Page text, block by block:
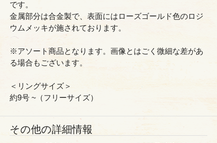
です。
金属部分は合金製で、表面にはローズゴールド色のロジ
ウムメッキが施されております。
※アソート商品となります。画像とはごく微細な差があ
る場合もございます。
＜リングサイズ＞
約9号 ~（フリーサイズ）
その他の詳細情報